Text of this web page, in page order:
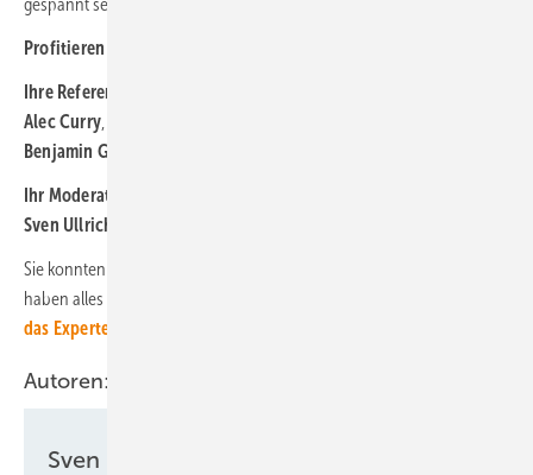
Profitieren Sie vom Fachwissen unserer Experten:
Ihre Referenten:
Alec Curry
Benjamin Gfüllner
Ihr Moderator:
Sven Ullrich
Sie konnten nicht live beim Webinar dabei sein? Macht nichts. Wir
haben alles für Sie aufgezeichnet.
das Expertenwissen abholen!
Autoren:
Sven Ullrich